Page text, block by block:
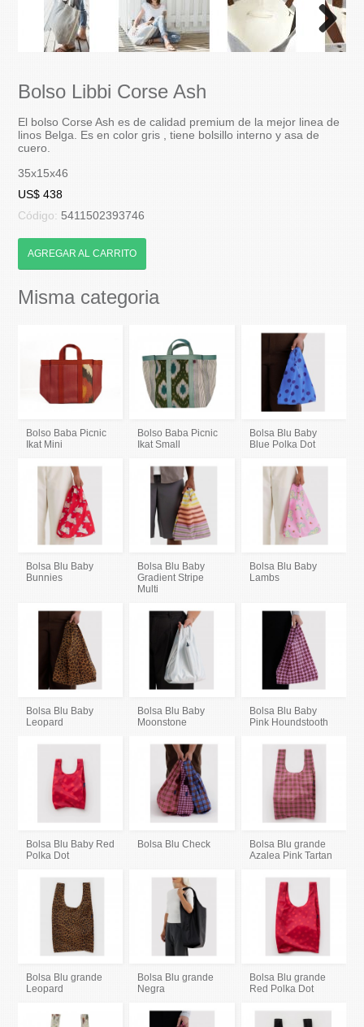
Next
Bolso Libbi Corse Ash
El bolso Corse Ash es de calidad premium de la mejor linea de
linos Belga. Es en color gris , tiene bolsillo interno y asa de
cuero.
35x15x46
US$ 438
Código: 5411502393746
AGREGAR AL CARRITO
Misma categoria
Bolso Baba Picnic
Ikat Mini
Bolso Baba Picnic
Ikat Small
Bolsa Blu Baby
Blue Polka Dot
Bolsa Blu Baby
Bunnies
Bolsa Blu Baby
Gradient Stripe
Multi
Bolsa Blu Baby
Lambs
Bolsa Blu Baby
Leopard
Bolsa Blu Baby
Moonstone
Bolsa Blu Baby
Pink Houndstooth
Bolsa Blu Baby Red
Polka Dot
Bolsa Blu Check
Bolsa Blu grande
Azalea Pink Tartan
Bolsa Blu grande
Leopard
Bolsa Blu grande
Negra
Bolsa Blu grande
Red Polka Dot